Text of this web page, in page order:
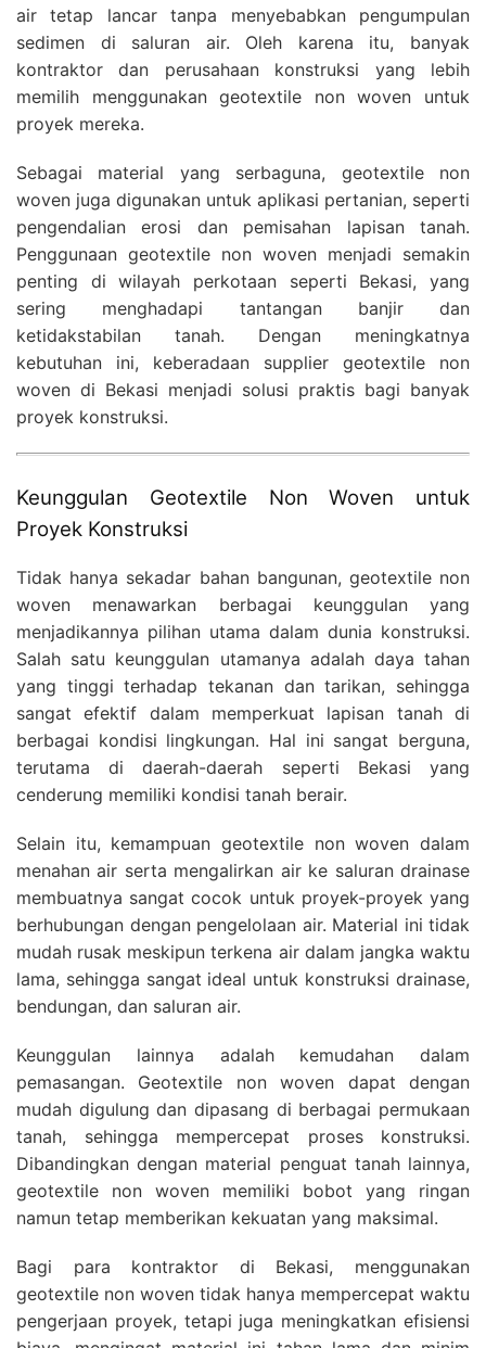
air tetap lancar tanpa menyebabkan pengumpulan
sedimen di saluran air. Oleh karena itu, banyak
kontraktor dan perusahaan konstruksi yang lebih
memilih menggunakan geotextile non woven untuk
proyek mereka.
Sebagai material yang serbaguna, geotextile non
woven juga digunakan untuk aplikasi pertanian, seperti
pengendalian erosi dan pemisahan lapisan tanah.
Penggunaan geotextile non woven menjadi semakin
penting di wilayah perkotaan seperti Bekasi, yang
sering menghadapi tantangan banjir dan
ketidakstabilan tanah. Dengan meningkatnya
kebutuhan ini, keberadaan supplier geotextile non
woven di Bekasi menjadi solusi praktis bagi banyak
proyek konstruksi.
Keunggulan Geotextile Non Woven untuk
Proyek Konstruksi
Tidak hanya sekadar bahan bangunan, geotextile non
woven menawarkan berbagai keunggulan yang
menjadikannya pilihan utama dalam dunia konstruksi.
Salah satu keunggulan utamanya adalah daya tahan
yang tinggi terhadap tekanan dan tarikan, sehingga
sangat efektif dalam memperkuat lapisan tanah di
berbagai kondisi lingkungan. Hal ini sangat berguna,
terutama di daerah-daerah seperti Bekasi yang
cenderung memiliki kondisi tanah berair.
Selain itu, kemampuan geotextile non woven dalam
menahan air serta mengalirkan air ke saluran drainase
membuatnya sangat cocok untuk proyek-proyek yang
berhubungan dengan pengelolaan air. Material ini tidak
mudah rusak meskipun terkena air dalam jangka waktu
lama, sehingga sangat ideal untuk konstruksi drainase,
bendungan, dan saluran air.
Keunggulan lainnya adalah kemudahan dalam
pemasangan. Geotextile non woven dapat dengan
mudah digulung dan dipasang di berbagai permukaan
tanah, sehingga mempercepat proses konstruksi.
Dibandingkan dengan material penguat tanah lainnya,
geotextile non woven memiliki bobot yang ringan
namun tetap memberikan kekuatan yang maksimal.
Bagi para kontraktor di Bekasi, menggunakan
geotextile non woven tidak hanya mempercepat waktu
pengerjaan proyek, tetapi juga meningkatkan efisiensi